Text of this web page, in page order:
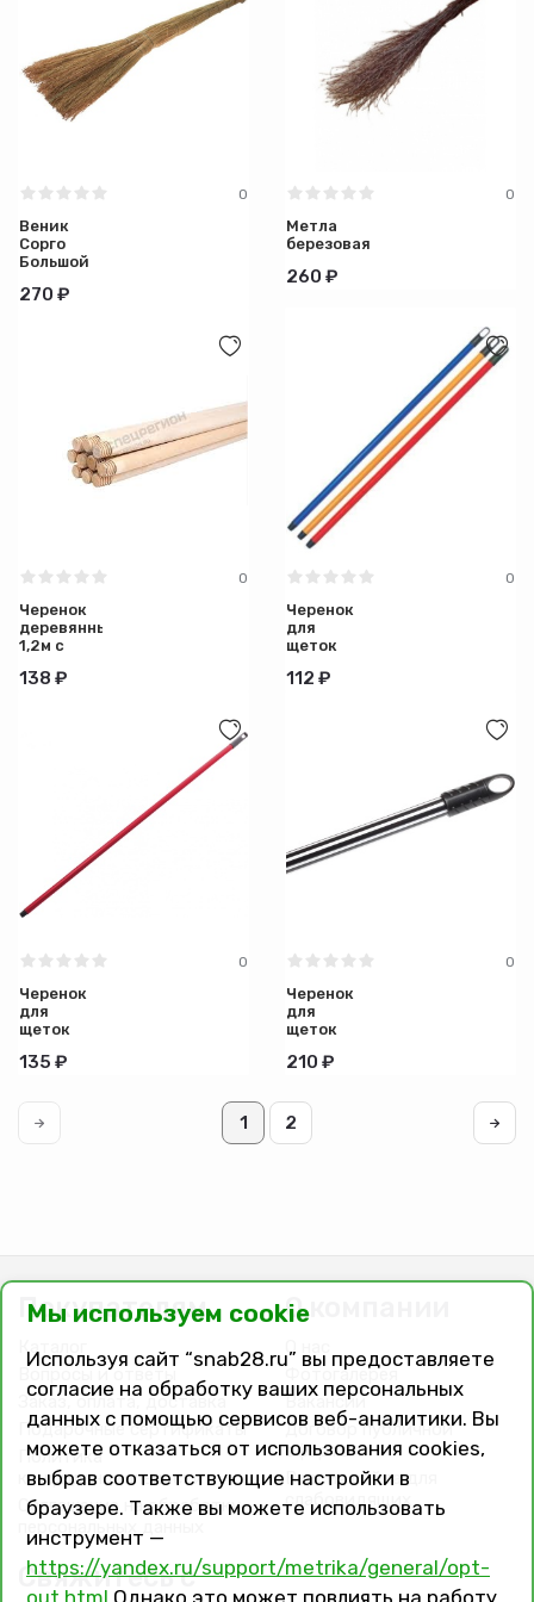
0
Веник
Сорго
Большой
270 ₽
0
Метла
березовая
260 ₽
0
Черенок
деревянный
1,2м с
138 ₽
0
Черенок
для
щеток
особопрочный
112 ₽
0
Черенок
для
щеток
Ролл 120
135 ₽
0
Черенок
для
щеток
120см
с
антискользящим
покрытием
210 ₽
1 2
Покупателям
Каталог
Вопросы и ответы
Заказ, оплата, доставка
Подарочные сертификаты
Политика
конфиденциальности
Соглашение на обработку
О компании
О нас
Фотогалерея
Вакансии
Договор публичной
оферты
Версия сайта для
слабовидящих
Свяжитесь с
Мы используем cookie
Используя сайт “snab28.ru” вы предоставляете
согласие на обработку ваших персональных
данных с помощью сервисов веб-аналитики. Вы
можете отказаться от использования cookies,
выбрав соответствующие настройки в
браузере. Также вы можете использовать
инструмент —
https://yandex.ru/support/metrika/general/opt-
out.html Однако это может повлиять на работу